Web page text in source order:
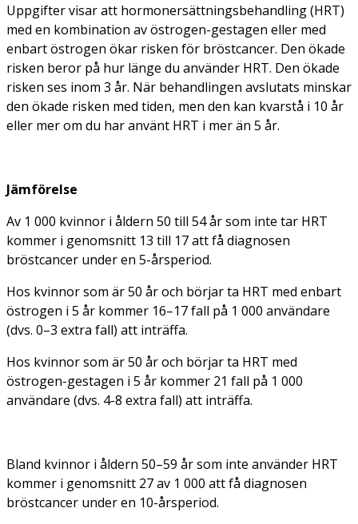
Uppgifter visar att hormonersättningsbehandling (HRT)
med en kombination av östrogen-gestagen eller med
enbart östrogen ökar risken för bröstcancer. Den ökade
risken beror på hur länge du använder HRT. Den ökade
risken ses inom 3 år. När behandlingen avslutats minskar
den ökade risken med tiden, men den kan kvarstå i 10 år
eller mer om du har använt HRT i mer än 5 år.
Jämförelse
Av 1 000 kvinnor i åldern 50 till 54 år som inte tar HRT
kommer i genomsnitt 13 till 17 att få diagnosen
bröstcancer under en 5-årsperiod.
Hos kvinnor som är 50 år och börjar ta HRT med enbart
östrogen i 5 år kommer 16–17 fall på 1 000 användare
(dvs. 0–3 extra fall) att inträffa.
Hos kvinnor som är 50 år och börjar ta HRT med
östrogen-gestagen i 5 år kommer 21 fall på 1 000
användare (dvs. 4-8 extra fall) att inträffa.
Bland kvinnor i åldern 50–59 år som inte använder HRT
kommer i genomsnitt 27 av 1 000 att få diagnosen
bröstcancer under en 10-årsperiod.